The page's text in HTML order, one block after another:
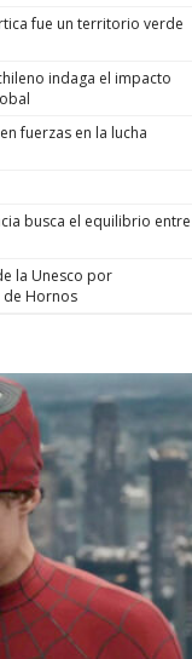
fue un territorio verde
indaga el impacto
fuerzas en la lucha
busca el equilibrio entre
la Unesco por
de Hornos